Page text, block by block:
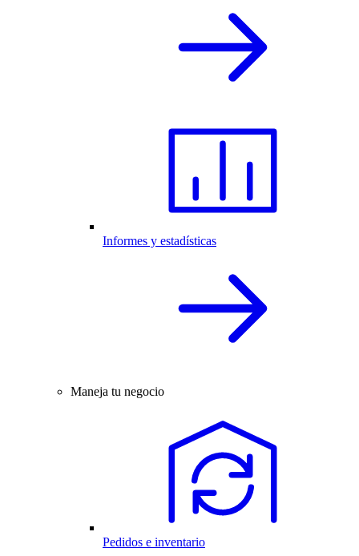
Informes y estadísticas
Maneja tu negocio
Pedidos e inventario